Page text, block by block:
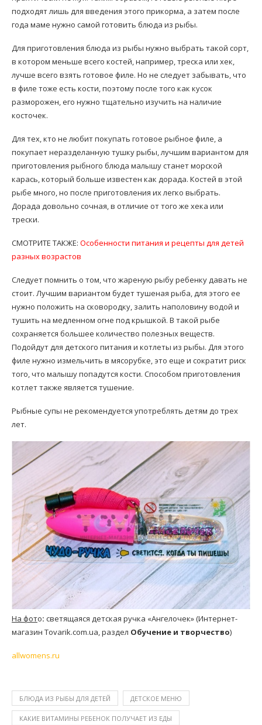
подходят лишь для введения этого прикорма, а затем после
года маме нужно самой готовить блюда из рыбы.
Для приготовления блюда из рыбы нужно выбрать такой сорт,
в котором меньше всего костей, например, треска или хек,
лучше всего взять готовое филе. Но не следует забывать, что
в филе тоже есть кости, поэтому после того как кусок
разморожен, его нужно тщательно изучить на наличие
косточек.
Для тех, кто не любит покупать готовое рыбное филе, а
покупает неразделанную тушку рыбы, лучшим вариантом для
приготовления рыбного блюда малышу станет морской
карась, который больше известен как дорада. Костей в этой
рыбе много, но после приготовления их легко выбрать.
Дорада довольно сочная, в отличие от того же хека или
трески.
СМОТРИТЕ ТАКЖЕ: Особенности питания и рецепты для детей
разных возрастов
Следует помнить о том, что жареную рыбу ребенку давать не
стоит. Лучшим вариантом будет тушеная рыба, для этого ее
нужно положить на сковородку, залить наполовину водой и
тушить на медленном огне под крышкой. В такой рыбе
сохраняется большее количество полезных веществ.
Подойдут для детского питания и котлеты из рыбы. Для этого
филе нужно измельчить в мясорубке, это еще и сократит риск
того, что малышу попадутся кости. Способом приготовления
котлет также является тушение.
Рыбные супы не рекомендуется употреблять детям до трех
лет.
На фото: светящаяся детская ручка «Ангелочек» (Интернет-
магазин Tovarik.com.ua, раздел Обучение и творчеcтво)
allwomens.ru
БЛЮДА ИЗ РЫБЫ ДЛЯ ДЕТЕЙ ДЕТСКОЕ МЕНЮ
КАКИЕ ВИТАМИНЫ РЕБЕНОК ПОЛУЧАЕТ ИЗ ЕДЫ